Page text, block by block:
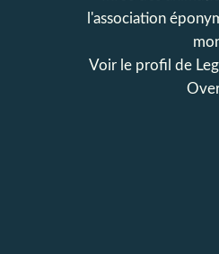
l'association
Voir le profil de